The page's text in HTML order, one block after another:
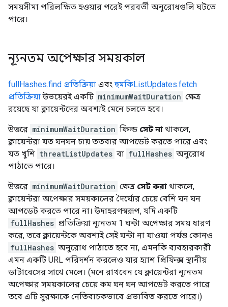
সময়সীমা পরিলক্ষিত হওয়ার পরেই পরবর্তী অনুরোধগুলি ঘটতে
পারে।
ন্যূনতম অপেক্ষার সময়কাল
fullHashes.find প্রতিক্রিয়া এবং হুমকিListUpdates.fetch
প্রতিক্রিয়াউভয়েরই একটি minimumWaitDuration ক্ষেত্র
রয়েছে যা ক্লায়েন্টদের অবশ্যই মেনে চলতে হবে।
উত্তরে minimumWaitDuration ফিল্ড সেট না থাকলে,
ক্লায়েন্টরা যত ঘনঘন চায় ততবার আপডেট করতে পারে এবং
যত খুশি threatListUpdates বা fullHashes অনুরোধ
পাঠাতে পারে।
উত্তরে minimumWaitDuration ক্ষেত্র সেট করা থাকলে,
ক্লায়েন্টরা অপেক্ষার সময়কালের দৈর্ঘ্যের চেয়ে বেশি ঘন ঘন
আপডেট করতে পারে না। উদাহরণস্বরূপ, যদি একটি
fullHashes প্রতিক্রিয়া ন্যূনতম 1 ঘন্টা অপেক্ষার সময় ধারণ
করে, তবে ক্লায়েন্টকে অবশ্যই সেই ঘন্টা না যাওয়া পর্যন্ত কোনও
fullHashes অনুরোধ পাঠাতে হবে না, এমনকি ব্যবহারকারী
এমন একটি URL পরিদর্শন করলেও যার হ্যাশ প্রিফিক্স স্থানীয়
ডাটাবেসের সাথে মেলে। (মনে রাখবেন যে ক্লায়েন্টরা ন্যূনতম
অপেক্ষার সময়কালের চেয়ে কম ঘন ঘন আপডেট করতে পারে
তবে এটি সুরক্ষাকে নেতিবাচকভাবে প্রভাবিত করতে পারে।)